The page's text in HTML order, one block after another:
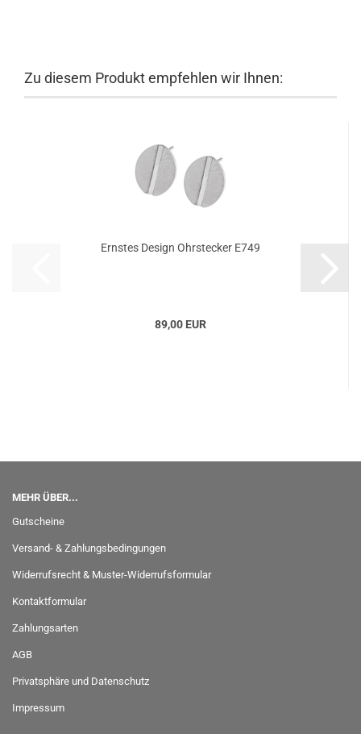
Zu diesem Produkt empfehlen wir Ihnen:
Ernstes Design Ohrstecker E749
89,00 EUR
MEHR ÜBER...
Gutscheine
Versand- & Zahlungsbedingungen
Widerrufsrecht & Muster-Widerrufsformular
Kontaktformular
Zahlungsarten
AGB
Privatsphäre und Datenschutz
Impressum